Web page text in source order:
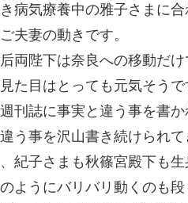
病気療養中の雅子さまに
夫妻の動きです。
両陛下は奈良への移動だけ
た目はとっても元気そう
刊誌に事実と違う事を書
う事を沢山書き続けられ
紀子さまも秋篠宮殿下も
ようにバリバリ動くのも段